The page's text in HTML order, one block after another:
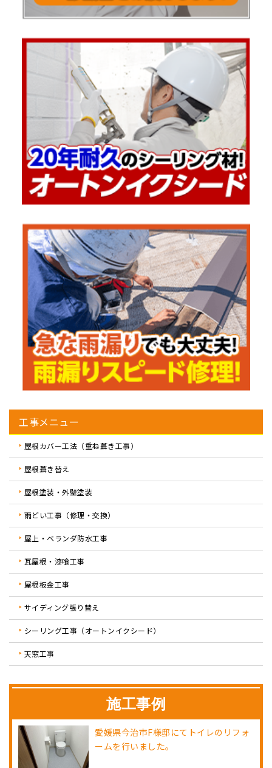
工事メニュー
屋根カバー工法（重ね葺き工事）
屋根葺き替え
屋根塗装・外壁塗装
雨どい工事（修理・交換）
屋上・ベランダ防水工事
瓦屋根・漆喰工事
屋根板金工事
サイディング張り替え
シーリング工事（オートンイクシード）
天窓工事
施工事例
愛媛県今治市F様邸にてトイレのリフォ
ームを行いました。